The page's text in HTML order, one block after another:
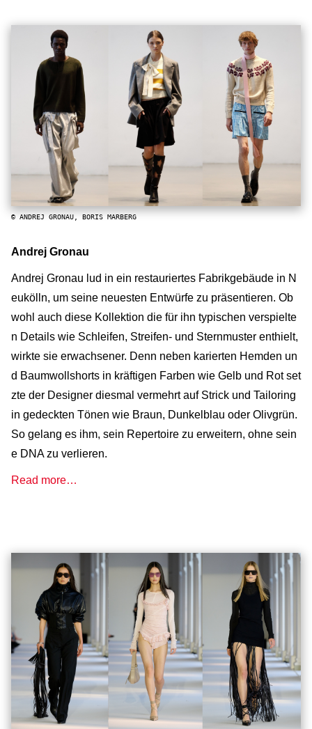
© ANDREJ GRONAU, BORIS MARBERG
Andrej Gronau
Andrej Gronau lud in ein restauriertes Fabrikgebäude in N
eukölln, um seine neuesten Entwürfe zu präsentieren. Ob
wohl auch diese Kollektion die für ihn typischen verspielte
n Details wie Schleifen, Streifen- und Sternmuster enthielt,
wirkte sie erwachsener. Denn neben karierten Hemden un
d Baumwollshorts in kräftigen Farben wie Gelb und Rot set
zte der Designer diesmal vermehrt auf Strick und Tailoring
in gedeckten Tönen wie Braun, Dunkelblau oder Olivgrün.
So gelang es ihm, sein Repertoire zu erweitern, ohne sein
e DNA zu verlieren.
Read more…